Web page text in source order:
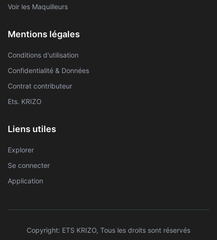
Voir les Maquilleurs
Mentions légales
Conditions d'utilisation
Confidentialité & Données
Contrat contributeur
Ets. KRIZO
Liens utiles
Explorer
Se connecter
Application
Copyright: ETS KRIZO, Tous les droits sont réservés